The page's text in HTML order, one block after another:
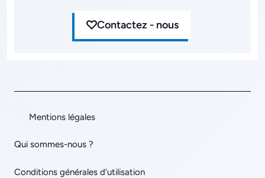
Contactez - nous
Mentions légales
Qui sommes-nous ?
Conditions générales d’utilisation